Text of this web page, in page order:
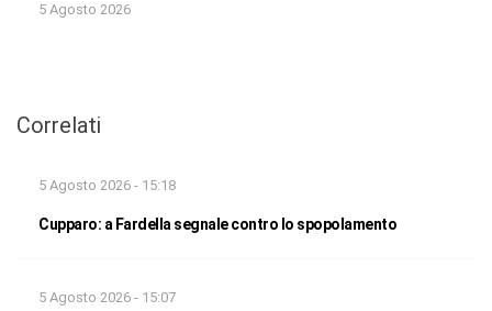
5 Agosto 2026
Correlati
5 Agosto 2026 - 15:18
Cupparo: a Fardella segnale contro lo spopolamento
5 Agosto 2026 - 15:07